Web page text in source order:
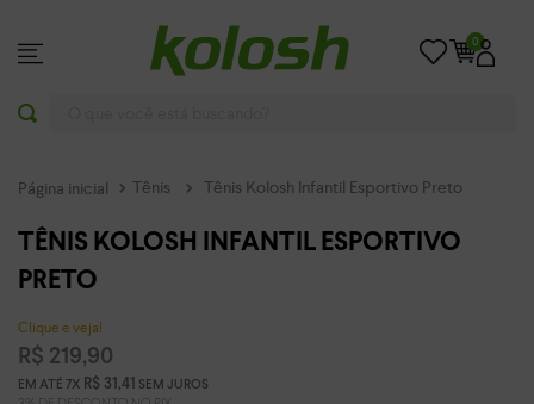
0
O que você está buscando?
Tênis Tênis Kolosh Infantil Esportivo Preto
TÊNIS KOLOSH INFANTIL ESPORTIVO
PRETO
Clique e veja!
R$ 219,90
EM ATÉ 7X R$ 31 ,41 SEM JUROS